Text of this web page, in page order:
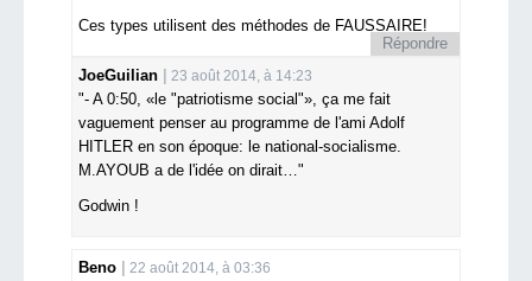
Ces types utilisent des méthodes de FAUSSAIRE!
Répondre
JoeGuilian
23 août 2014, à 14:23
"- A 0:50, «le "patriotisme social"», ça me fait
vaguement penser au programme de l'ami Adolf
HITLER en son époque: le national-socialisme.
M.AYOUB a de l'idée on dirait…"
Godwin !
Beno 22 août 2014, à 03:36